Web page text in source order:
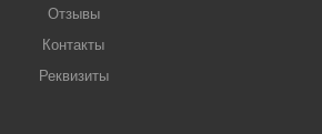
Отзывы
Контакты
Реквизиты